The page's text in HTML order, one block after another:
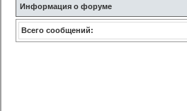
Информация о форуме
Всего сообщений: